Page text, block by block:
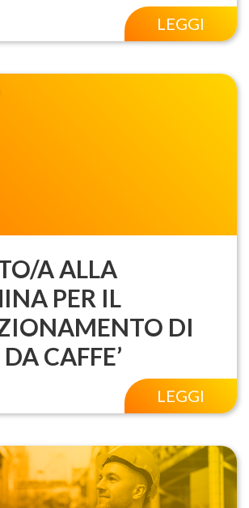
LEGGI
A ALLA
PER IL
DI
CAFFE’
LEGGI